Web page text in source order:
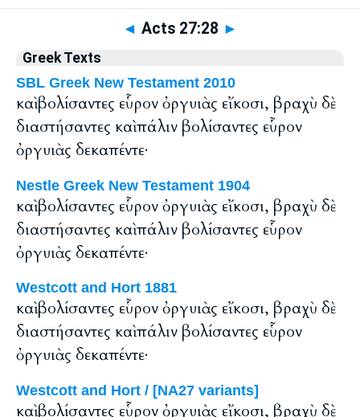
◄ Acts 27:28 ►
Greek Texts
SBL Greek New Testament 2010
καὶ βολίσαντες εὗρον ὀργυιὰς εἴκοσι, βραχὺ δὲ
διαστήσαντες καὶ πάλιν βολίσαντες εὗρον
ὀργυιὰς δεκαπέντε·
Nestle Greek New Testament 1904
καὶ βολίσαντες εὗρον ὀργυιὰς εἴκοσι, βραχὺ δὲ
διαστήσαντες καὶ πάλιν βολίσαντες εὗρον
ὀργυιὰς δεκαπέντε·
Westcott and Hort 1881
καὶ βολίσαντες εὗρον ὀργυιὰς εἴκοσι, βραχὺ δὲ
διαστήσαντες καὶ πάλιν βολίσαντες εὗρον
ὀργυιὰς δεκαπέντε·
Westcott and Hort / [NA27 variants]
καὶ βολίσαντες εὗρον ὀργυιὰς εἴκοσι, βραχὺ δὲ